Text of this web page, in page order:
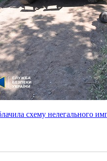
схему нелегального